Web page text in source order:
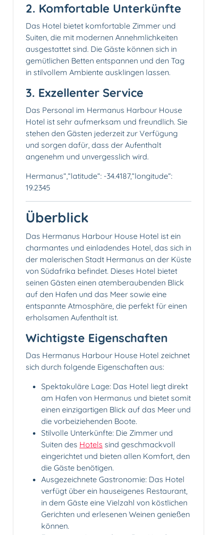
2. Komfortable Unterkünfte
Das Hotel bietet komfortable Zimmer und
Suiten, die mit modernen Annehmlichkeiten
ausgestattet sind. Die Gäste können sich in
gemütlichen Betten entspannen und den Tag
in stilvollem Ambiente ausklingen lassen.
3. Exzellenter Service
Das Personal im Hermanus Harbour House
Hotel ist sehr aufmerksam und freundlich. Sie
stehen den Gästen jederzeit zur Verfügung
und sorgen dafür, dass der Aufenthalt
angenehm und unvergesslich wird.
Hermanus“,“latitude“: -34.4187,“longitude“:
19.2345
Überblick
Das Hermanus Harbour House Hotel ist ein
charmantes und einladendes Hotel, das sich in
der malerischen Stadt Hermanus an der Küste
von Südafrika befindet. Dieses Hotel bietet
seinen Gästen einen atemberaubenden Blick
auf den Hafen und das Meer sowie eine
entspannte Atmosphäre, die perfekt für einen
erholsamen Aufenthalt ist.
Wichtigste Eigenschaften
Das Hermanus Harbour House Hotel zeichnet
sich durch folgende Eigenschaften aus:
Spektakuläre Lage: Das Hotel liegt direkt
am Hafen von Hermanus und bietet somit
einen einzigartigen Blick auf das Meer und
die vorbeiziehenden Boote.
Stilvolle Unterkünfte: Die Zimmer und
Suiten des Hotels sind geschmackvoll
eingerichtet und bieten allen Komfort, den
die Gäste benötigen.
Ausgezeichnete Gastronomie: Das Hotel
verfügt über ein hauseigenes Restaurant,
in dem Gäste eine Vielzahl von köstlichen
Gerichten und erlesenen Weinen genießen
können.